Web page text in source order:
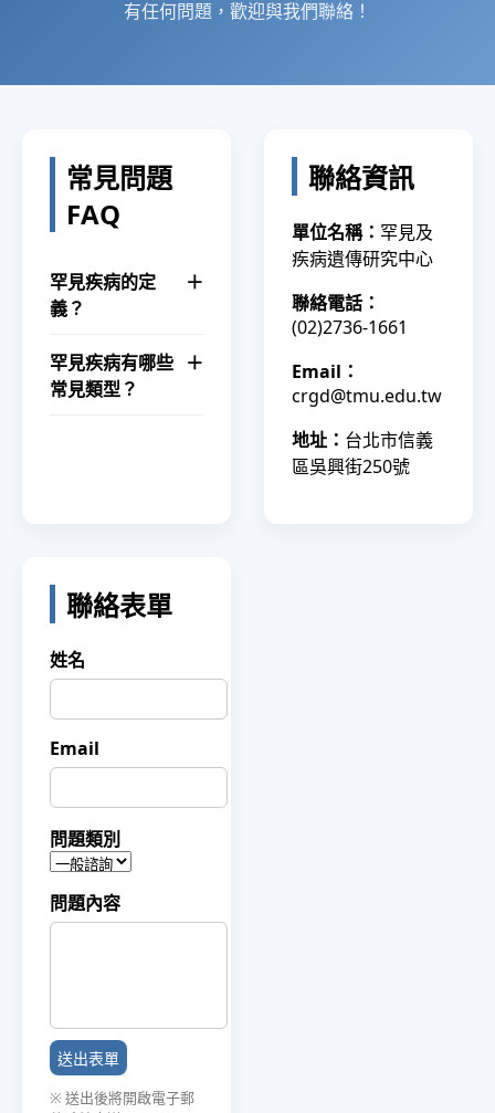
有任何問題，歡迎與我們聯絡！
常見問題
FAQ
罕見疾病的定
義？
＋
罕見疾病有哪些
常見類型？
＋
聯絡資訊
單位名稱： 罕見及
疾病遺傳研究中心
聯絡電話：
(02)2736-1661
Email：
crgd@tmu.edu.tw
地址： 台北市信義
區吳興街250號
聯絡表單
姓名
Email
問題類別
問題內容
送出表單
※ 送出後將開啟電子郵